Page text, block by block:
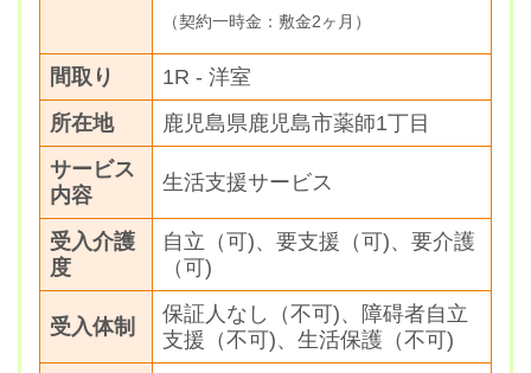
（契約一時金：敷金2ヶ月）
間取り
1R - 洋室
所在地
鹿児島県鹿児島市薬師1丁目
サービス
内容
生活支援サービス
受入介護
度
自立（可)、要支援（可)、要介護
（可)
受入体制
保証人なし（不可)、障碍者自立
支援（不可)、生活保護（不可)